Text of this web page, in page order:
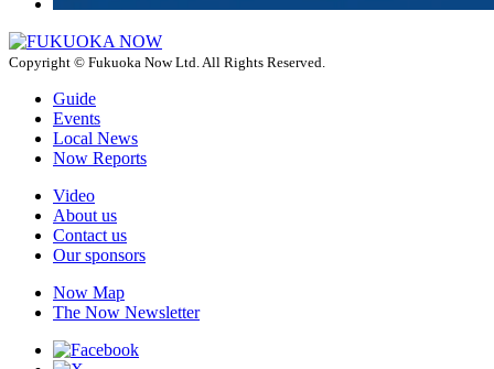
Copyright © Fukuoka Now Ltd. All Rights Reserved.
Guide
Events
Local News
Now Reports
Video
About us
Contact us
Our sponsors
Now Map
The Now Newsletter